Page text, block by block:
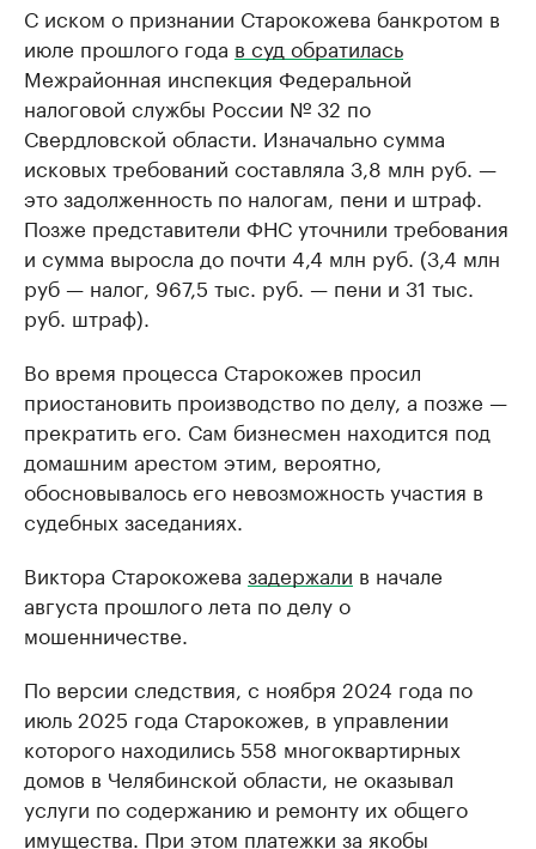
С иском о признании Старокожева банкротом в
июле прошлого года в суд обратилась
Межрайонная инспекция Федеральной
налоговой службы России № 32 по
Свердловской области. Изначально сумма
исковых требований составляла 3,8 млн руб. —
это задолженность по налогам, пени и штраф.
Позже представители ФНС уточнили требования
и сумма выросла до почти 4,4 млн руб. (3,4 млн
руб — налог, 967,5 тыс. руб. — пени и 31 тыс.
руб. штраф).
Во время процесса Старокожев просил
приостановить производство по делу, а позже —
прекратить его. Сам бизнесмен находится под
домашним арестом этим, вероятно,
обосновывалось его невозможность участия в
судебных заседаниях.
Виктора Старокожева задержали в начале
августа прошлого лета по делу о
мошенничестве.
По версии следствия, с ноября 2024 года по
июль 2025 года Старокожев, в управлении
которого находились 558 многоквартирных
домов в Челябинской области, не оказывал
услуги по содержанию и ремонту их общего
имущества. При этом платежки за якобы